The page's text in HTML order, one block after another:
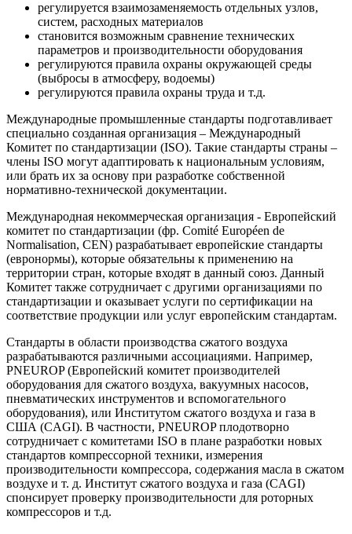
регулируется взаимозаменяемость отдельных узлов,
систем, расходных материалов
становится возможным сравнение технических
параметров и производительности оборудования
регулируются правила охраны окружающей среды
(выбросы в атмосферу, водоемы)
регулируются правила охраны труда и т.д.
Международные промышленные стандарты подготавливает
специально созданная организация – Международный
Комитет по стандартизации (ISO). Такие стандарты страны –
члены ISO могут адаптировать к национальным условиям,
или брать их за основу при разработке собственной
нормативно-технической документации.
Международная некоммерческая организация - Европейский
комитет по стандартизации (фр. Comité Européen de
Normalisation, CEN) разрабатывает европейские стандарты
(евронормы), которые обязательны к применению на
территории стран, которые входят в данный союз. Данный
Комитет также сотрудничает с другими организациями по
стандартизации и оказывает услуги по сертификации на
соответствие продукции или услуг европейским стандартам.
Стандарты в области производства сжатого воздуха
разрабатываются различными ассоциациями. Например,
PNEUROP (Европейский комитет производителей
оборудования для сжатого воздуха, вакуумных насосов,
пневматических инструментов и вспомогательного
оборудования), или Институтом сжатого воздуха и газа в
США (CAGI). В частности, PNEUROP плодотворно
сотрудничает с комитетами ISO в плане разработки новых
стандартов компрессорной техники, измерения
производительности компрессора, содержания масла в сжатом
воздухе и т. д. Институт сжатого воздуха и газа (CAGI)
спонсирует проверку производительности для роторных
компрессоров и т.д.